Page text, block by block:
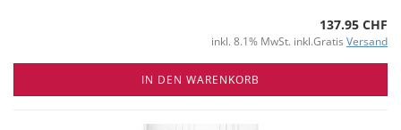
137.95 CHF
inkl. 8.1% MwSt. inkl.Gratis Versand
IN DEN WARENKORB